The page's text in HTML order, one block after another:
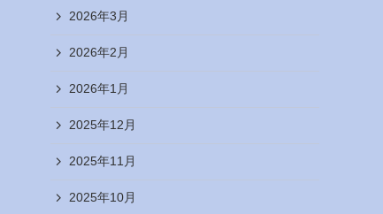
2026年3月
2026年2月
2026年1月
2025年12月
2025年11月
2025年10月